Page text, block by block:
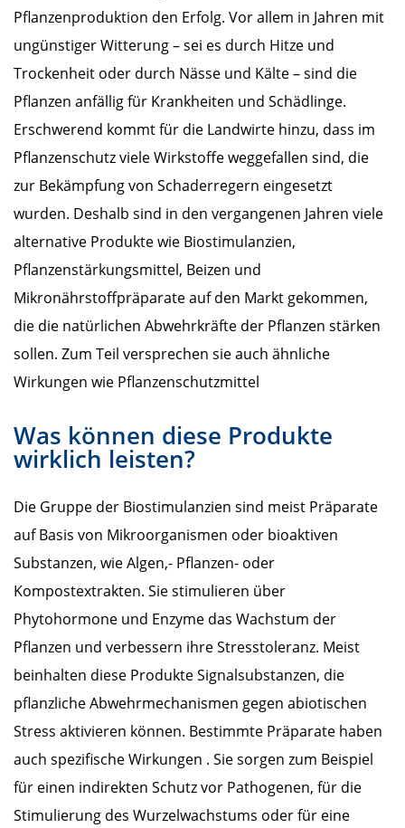
Pflanzenproduktion den Erfolg. Vor allem in Jahren mit
ungünstiger Witterung – sei es durch Hitze und
Trockenheit oder durch Nässe und Kälte – sind die
Pflanzen anfällig für Krankheiten und Schädlinge.
Erschwerend kommt für die Landwirte hinzu, dass im
Pflanzenschutz viele Wirkstoffe weggefallen sind, die
zur Bekämpfung von Schaderregern eingesetzt
wurden. Deshalb sind in den vergangenen Jahren viele
alternative Produkte wie Biostimulanzien,
Pflanzenstärkungsmittel, Beizen und
Mikronährstoffpräparate auf den Markt gekommen,
die die natürlichen Abwehrkräfte der Pflanzen stärken
sollen. Zum Teil versprechen sie auch ähnliche
Wirkungen wie Pflanzenschutzmittel
Was können diese Produkte
wirklich leisten?
Die Gruppe der Biostimulanzien sind meist Präparate
auf Basis von Mikroorganismen oder bioaktiven
Substanzen, wie Algen,- Pflanzen- oder
Kompostextrakten. Sie stimulieren über
Phytohormone und Enzyme das Wachstum der
Pflanzen und verbessern ihre Stresstoleranz. Meist
beinhalten diese Produkte Signalsubstanzen, die
pflanzliche Abwehrmechanismen gegen abiotischen
Stress aktivieren können. Bestimmte Präparate haben
auch spezifische Wirkungen . Sie sorgen zum Beispiel
für einen indirekten Schutz vor Pathogenen, für die
Stimulierung des Wurzelwachstums oder für eine